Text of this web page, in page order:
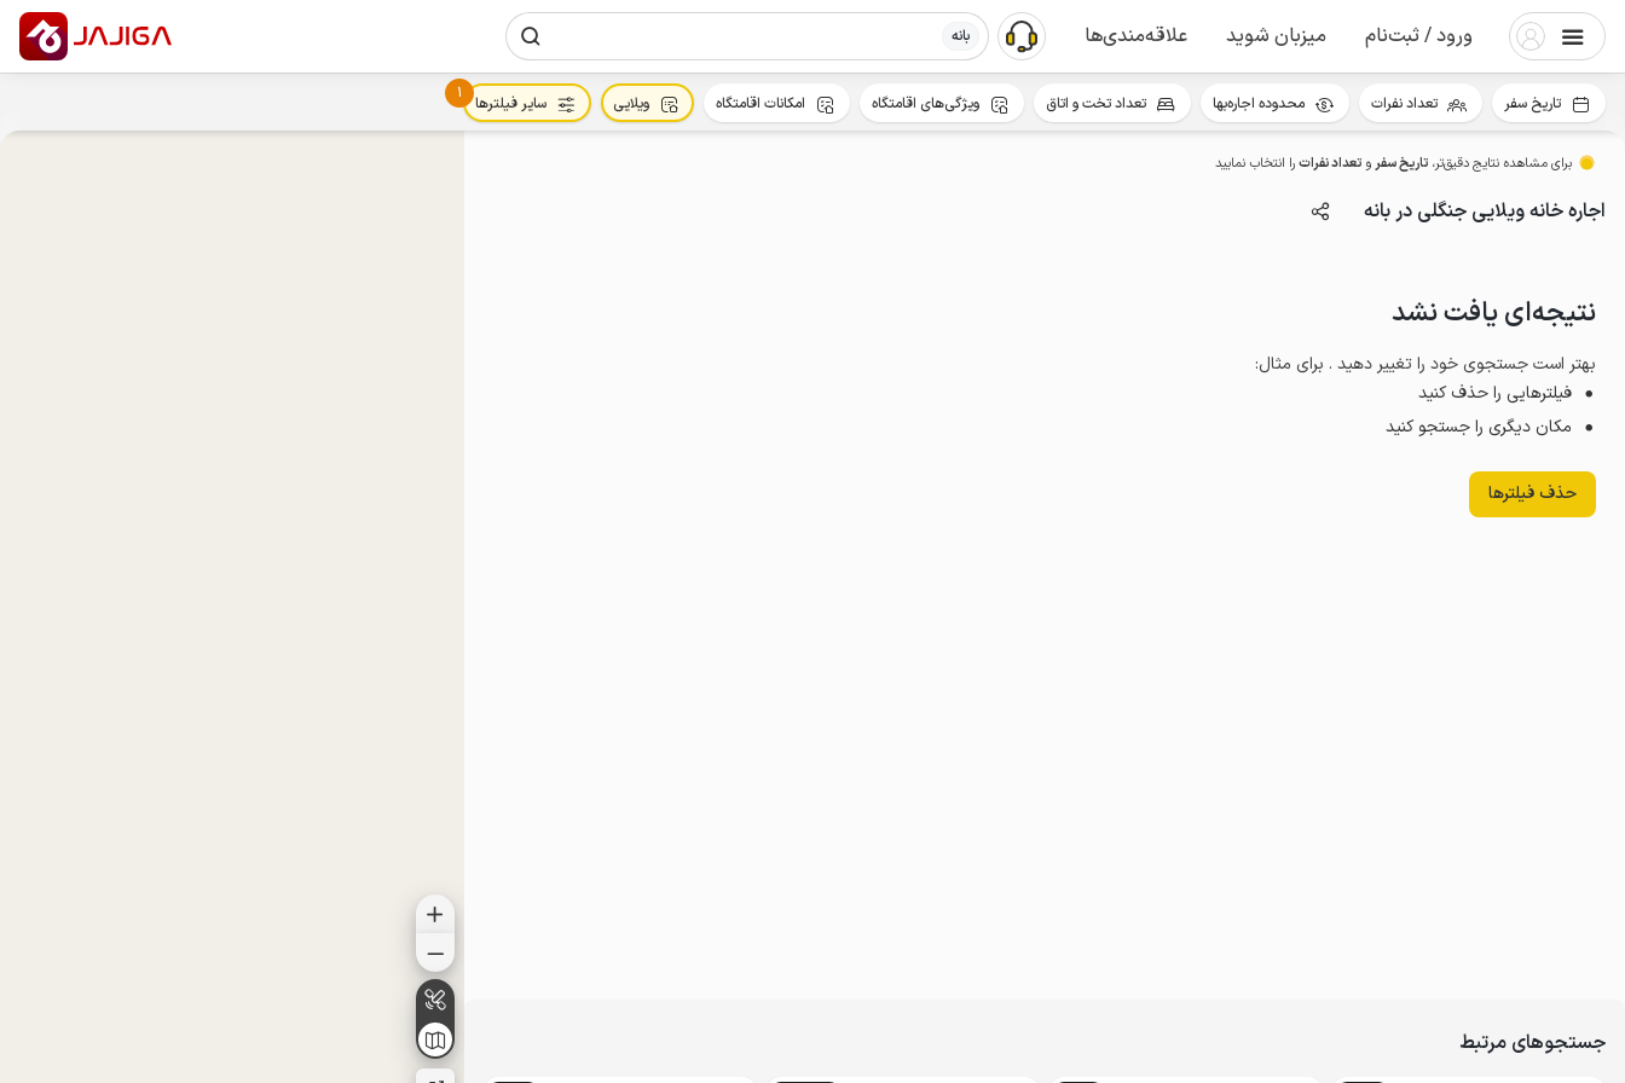
ورود / ثبت‌نام میزبان شوید علاقه‌مندی‌ها بانه
برای مشاهده نتایج دقیق‌تر، تاریخ سفرو تعداد نفراترا انتخاب نمایید
اجاره خانه ویلایی جنگلی در بانه
نتیجه‌ای یافت نشد
بهتر است جستجوی خود را تغییر دهید . برای مثال:
فیلترهایی را حذف کنید
مکان دیگری را جستجو کنید
حذف فیلترها
جستجوهای مرتبط
تاریخ سفر تعداد نفرات محدوده اجاره‌بها تعداد تخت و اتاق ویژگی‌های اقامتگاه امکانات اقامتگاه ویلایی
1
سایر فیلترها